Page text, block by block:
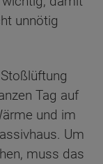
unnötig
Tag auf
und im
Um
muss das